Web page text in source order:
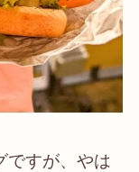
ですが、やは